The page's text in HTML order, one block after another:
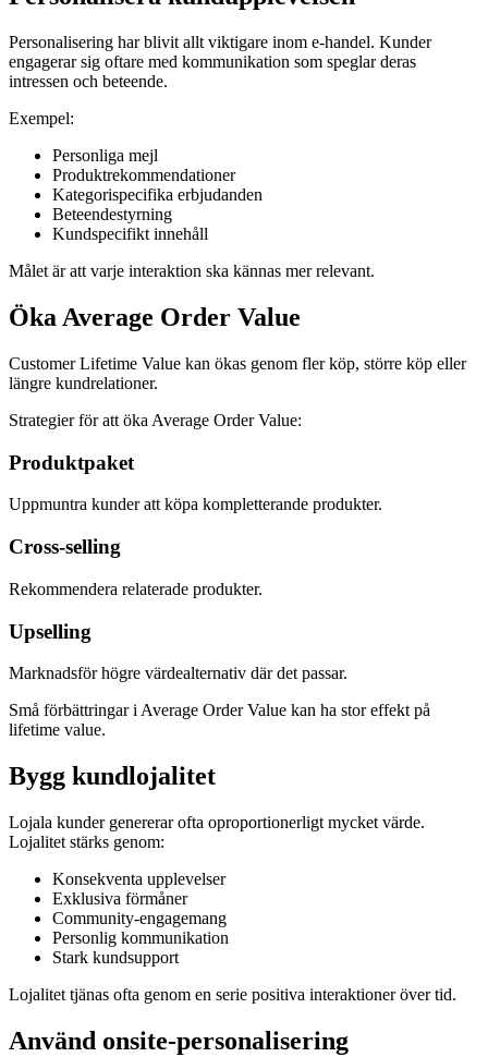
Personalisering har blivit allt viktigare inom e-handel. Kunder
engagerar sig oftare med kommunikation som speglar deras
intressen och beteende.
Exempel:
Personliga mejl
Produktrekommendationer
Kategorispecifika erbjudanden
Beteendestyrning
Kundspecifikt innehåll
Målet är att varje interaktion ska kännas mer relevant.
Öka Average Order Value
Customer Lifetime Value kan ökas genom fler köp, större köp eller
längre kundrelationer.
Strategier för att öka Average Order Value:
Produktpaket
Uppmuntra kunder att köpa kompletterande produkter.
Cross-selling
Rekommendera relaterade produkter.
Upselling
Marknadsför högre värdealternativ där det passar.
Små förbättringar i Average Order Value kan ha stor effekt på
lifetime value.
Bygg kundlojalitet
Lojala kunder genererar ofta oproportionerligt mycket värde.
Lojalitet stärks genom:
Konsekventa upplevelser
Exklusiva förmåner
Community-engagemang
Personlig kommunikation
Stark kundsupport
Lojalitet tjänas ofta genom en serie positiva interaktioner över tid.
Använd onsite-personalisering